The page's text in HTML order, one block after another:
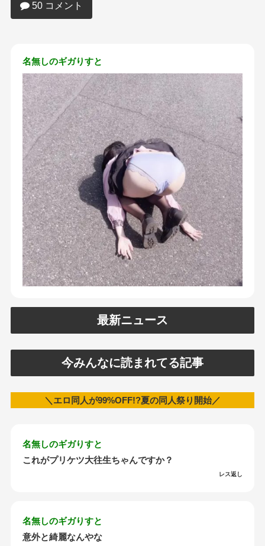
50 コメント
名無しのギガりすと
最新ニュース
今みんなに読まれてる記事
＼エロ同人が99%OFF!?夏の同人祭り開始／
名無しのギガりすと
これがプリケツ大往生ちゃんですか？
レス返し
名無しのギガりすと
意外と綺麗なんやな